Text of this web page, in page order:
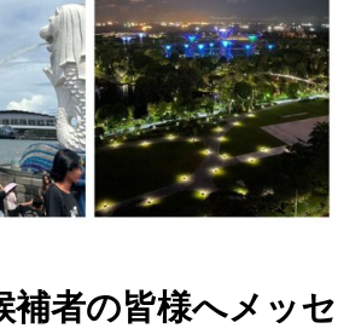
補者の皆様へメッセ